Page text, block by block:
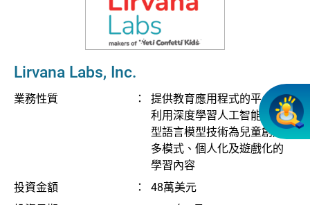
Lirvana Labs, Inc.
業務性質 ：
提供教育應用程式的平台，
利用深度學習人工智能和大
型語言模型技術為兒童創造
多模式、個人化及遊戲化的
學習內容
投資金額
：
48萬美元